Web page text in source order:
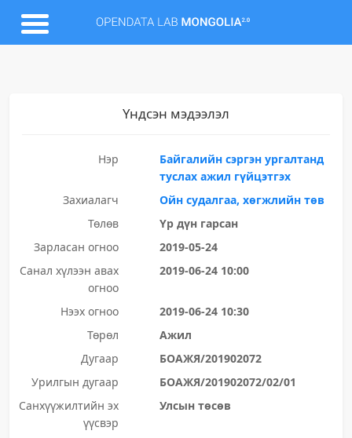
Үндсэн мэдээлэл
Нэр
Байгалийн сэргэн ургалтанд
туслах ажил гүйцэтгэх
Захиалагч
Ойн судалгаа, хөгжлийн төв
Төлөв
Үр дүн гарсан
Зарласан огноо
2019-05-24
Санал хүлээн авах
огноо
2019-06-24 10:00
Нээх огноо
2019-06-24 10:30
Төрөл
Ажил
Дугаар
БОАЖЯ/201902072
Урилгын дугаар
БОАЖЯ/201902072/02/01
Санхүүжилтийн эх
үүсвэр
Улсын төсөв